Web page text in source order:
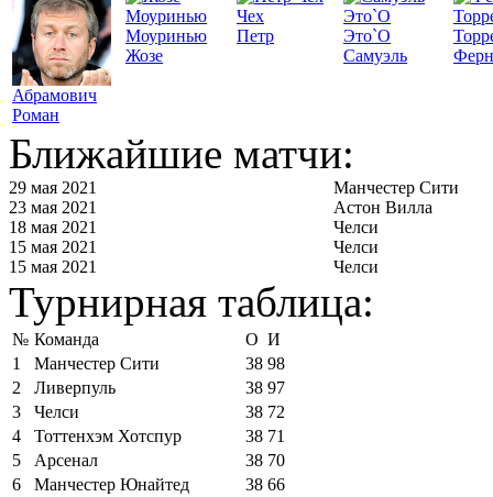
Абрамович
Роман
Моуринью
Жозе
Чех
Петр
Это`О
Самуэль
Ближайшие матчи:
29 мая 2021
Манчестер Сити
23 мая 2021
Астон Вилла
18 мая 2021
Челси
15 мая 2021
Челси
15 мая 2021
Челси
Турнирная таблица:
№ Команда О И
1
Манчестер Сити 38 98
2
Ливерпуль 38 97
3
Челси 38 72
4
Тоттенхэм Хотспур 38 71
5
Арсенал 38 70
6
Манчестер Юнайтед 38 66